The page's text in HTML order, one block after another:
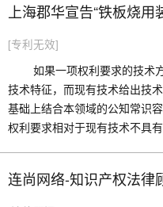
上海郡华宣告“铁板烧用
[专利无效]
如果一项权利要求的技术
技术特征，而现有技术给出技
基础上结合本领域的公知常识
权利要求相对于现有技术不具有
连尚网络-知识产权法律